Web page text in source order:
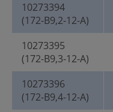
10273394
(172-B9,2-12-A)
10273395
(172-B9,3-12-A)
10273396
(172-B9,4-12-A)